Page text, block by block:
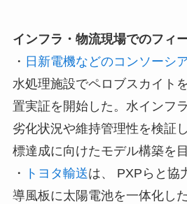
インフラ・物流現場でのフィ
・ 日新電機などのコンソーシ
水処理施設でペロブスカイト
置実証を開始した。水インフ
劣化状況や維持管理性を検証
標達成に向けたモデル構築を目
・
トヨタ輸送は、 PXPらと協
導風板に太陽電池を一体化し